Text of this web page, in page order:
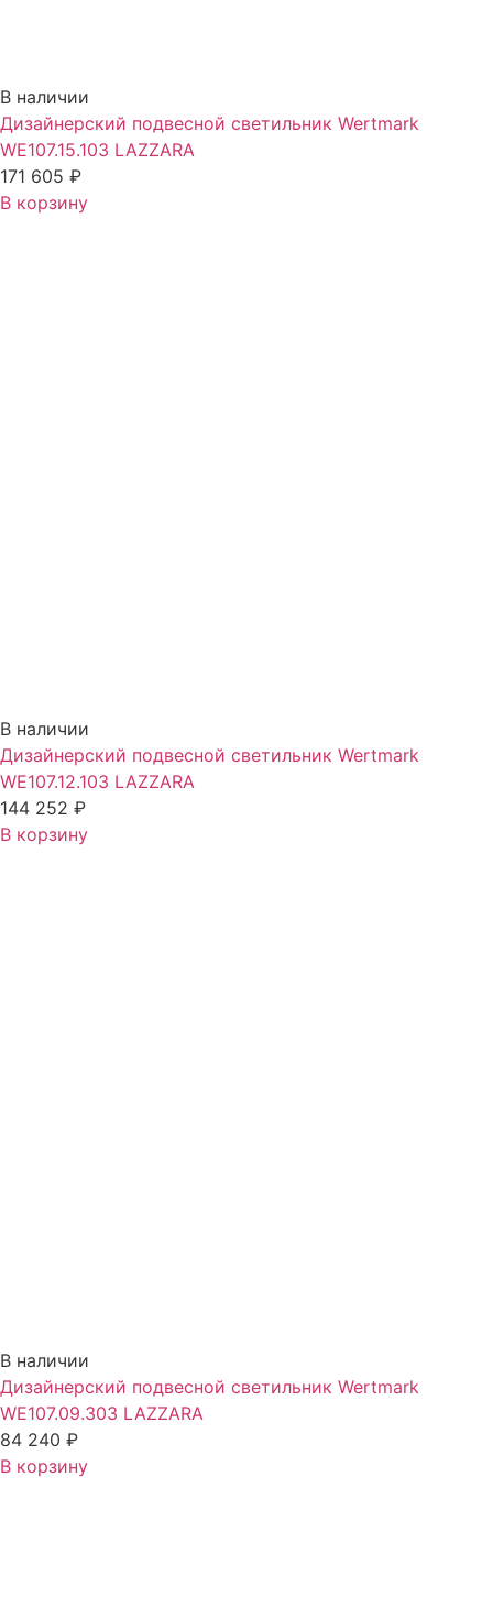
В наличии
Дизайнерский подвесной светильник Wertmark
WE107.15.103 LAZZARA
171 605 ₽
В корзину
В наличии
Дизайнерский подвесной светильник Wertmark
WE107.12.103 LAZZARA
144 252 ₽
В корзину
В наличии
Дизайнерский подвесной светильник Wertmark
WE107.09.303 LAZZARA
84 240 ₽
В корзину